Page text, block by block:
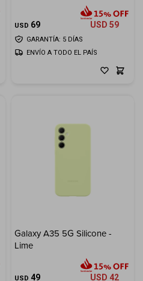
USD 69 USD 59
GARANTÍA: 5 DÍAS
ENVÍO A TODO EL PAÍS
Galaxy A35 5G Silicone -
Lime
USD 49 USD 42